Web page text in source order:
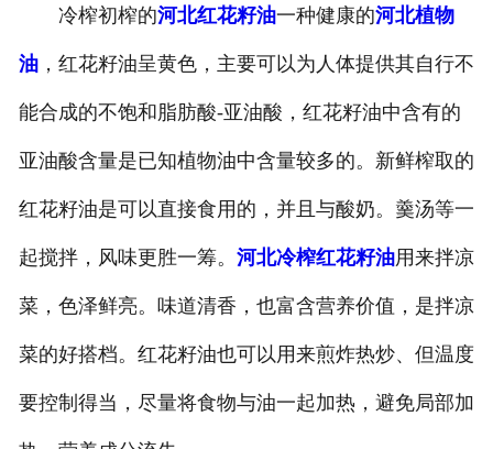
冷榨初榨的河北红花籽油一种健康的河北植物
油，红花籽油呈黄色，主要可以为人体提供其自行不
能合成的不饱和脂肪酸-亚油酸，红花籽油中含有的
亚油酸含量是已知植物油中含量较多的。新鲜榨取的
红花籽油是可以直接食用的，并且与酸奶。羹汤等一
起搅拌，风味更胜一筹。 河北冷榨红花籽油用来拌凉
菜，色泽鲜亮。味道清香，也富含营养价值，是拌凉
菜的好搭档。红花籽油也可以用来煎炸热炒、但温度
要控制得当，尽量将食物与油一起加热，避免局部加